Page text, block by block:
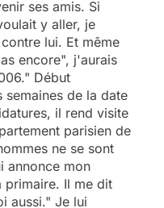
ses amis. Si
y aller, je
lui. Et même
encore", j'aurais
Début
semaines de la date
il rend visite
parisien de
ne se sont
annonce mon
primaire. Il me dit
aussi." Je lui